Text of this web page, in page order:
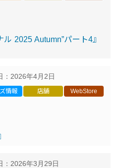
2025 Autumn”パート4』
2026年4月2日
情報 店舗 WebStore
2026年3月29日